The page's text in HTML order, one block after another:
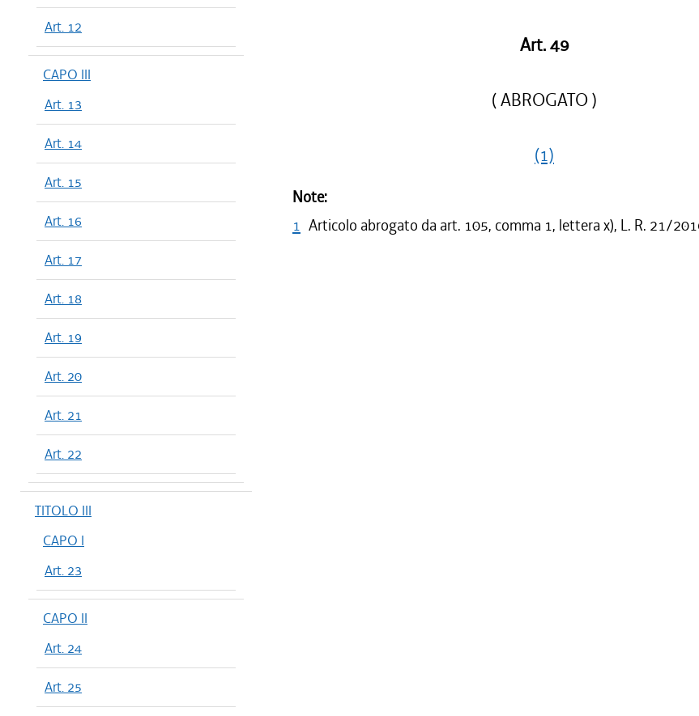
Art. 12
CAPO III
Art. 13
Art. 14
Art. 15
Art. 16
Art. 17
Art. 18
Art. 19
Art. 20
Art. 21
Art. 22
TITOLO III
CAPO I
Art. 23
CAPO II
Art. 24
Art. 25
Art. 49
( ABROGATO )
(1)
Note:
1 Articolo abrogato da art. 105, comma 1, lettera x), L. R. 21/